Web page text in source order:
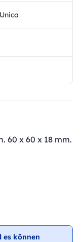
60 x 60 x 18 mm.
es können